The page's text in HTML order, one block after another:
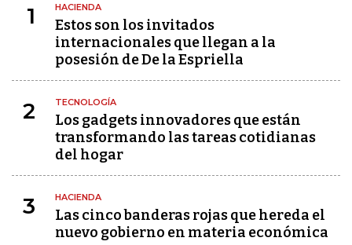
1 HACIENDA
Estos son los invitados
internacionales que llegan a la
posesión de De la Espriella
2 TECNOLOGÍA
Los gadgets innovadores que están
transformando las tareas cotidianas
del hogar
3 HACIENDA
Las cinco banderas rojas que hereda el
nuevo gobierno en materia económica